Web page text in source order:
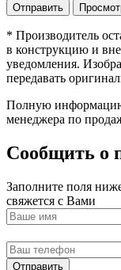
* Производитель
в конструкцию и
уведомления.
передавать
Полную
менеджера по
Сообщить о
Заполните поля
свяжется с Вами